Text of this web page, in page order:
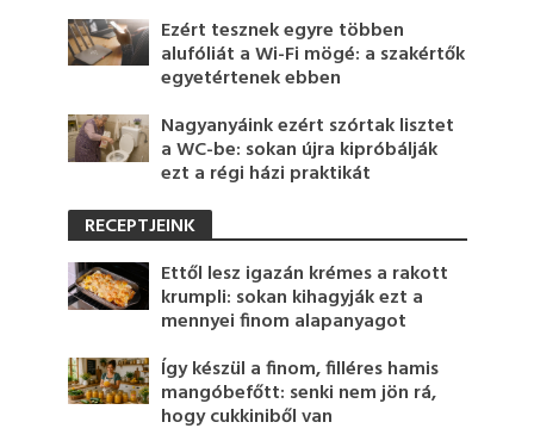
Ezért tesznek egyre többen
alufóliát a Wi-Fi mögé: a szakértők
egyetértenek ebben
Nagyanyáink ezért szórtak lisztet
a WC-be: sokan újra kipróbálják
ezt a régi házi praktikát
RECEPTJEINK
Ettől lesz igazán krémes a rakott
krumpli: sokan kihagyják ezt a
mennyei finom alapanyagot
Így készül a finom, filléres hamis
mangóbefőtt: senki nem jön rá,
hogy cukkiniből van